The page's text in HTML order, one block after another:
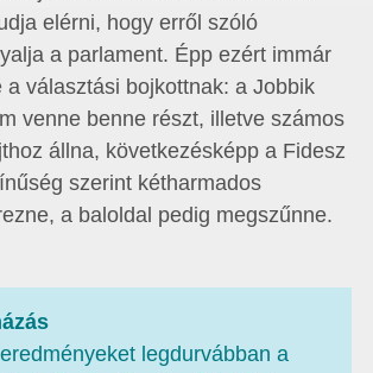
elérni, hogy erről szóló
a parlament. Épp ezért immár
a választási bojkottnak: a Jobbik
venne benne részt, illetve számos
állna, következésképp a Fidesz
szerint kétharmados
a baloldal pedig megszűnne.
legdurvábban a